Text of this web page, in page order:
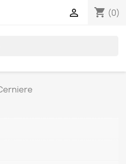
shopping_cart (0)
